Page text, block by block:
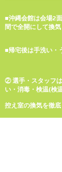
■沖縄会館は会場2
間で全開にして換気
■帰宅後は手洗い・
② 選手・スタッフ
い・消毒・検温(検
控え室の換気を徹底